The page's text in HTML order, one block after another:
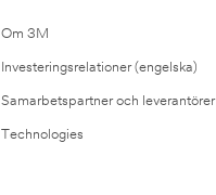
Om 3M
Investeringsrelationer (engelska)
Samarbetspartner och leverantörer
Technologies